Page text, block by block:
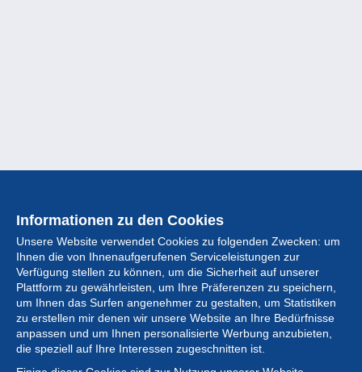
Informationen zu den Cookies
Unsere Website verwendet Cookies zu folgenden Zwecken: um
Ihnen die von Ihnenaufgerufenen Serviceleistungen zur
Verfügung stellen zu können, um die Sicherheit auf unserer
Plattform zu gewährleisten, um Ihre Präferenzen zu speichern,
um Ihnen das Surfen angenehmer zu gestalten, um Statistiken
zu erstellen mir denen wir unsere Website an Ihre Bedürfnisse
anpassen und um Ihnen personalisierte Werbung anzubieten,
die speziell auf Ihre Interessen zugeschnitten ist.
Sammlung